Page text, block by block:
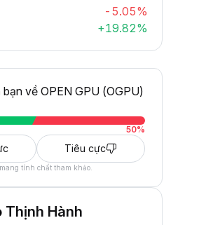
-5.05%
+19.82%
về OPEN GPU (OGPU)
50%
Tiêu cực
tính chất tham khảo.
Thịnh Hành